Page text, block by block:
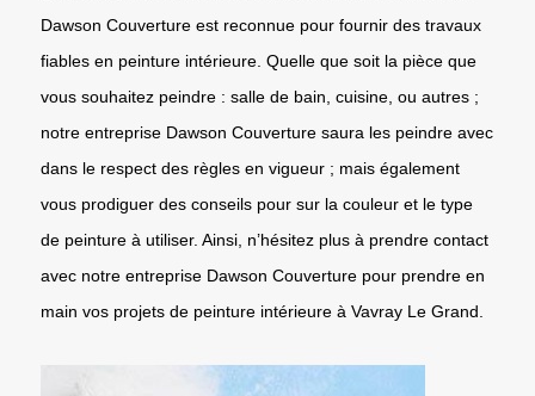
Dawson Couverture est reconnue pour fournir des travaux
fiables en peinture intérieure. Quelle que soit la pièce que
vous souhaitez peindre : salle de bain, cuisine, ou autres ;
notre entreprise Dawson Couverture saura les peindre avec
dans le respect des règles en vigueur ; mais également
vous prodiguer des conseils pour sur la couleur et le type
de peinture à utiliser. Ainsi, n’hésitez plus à prendre contact
avec notre entreprise Dawson Couverture pour prendre en
main vos projets de peinture intérieure à Vavray Le Grand.